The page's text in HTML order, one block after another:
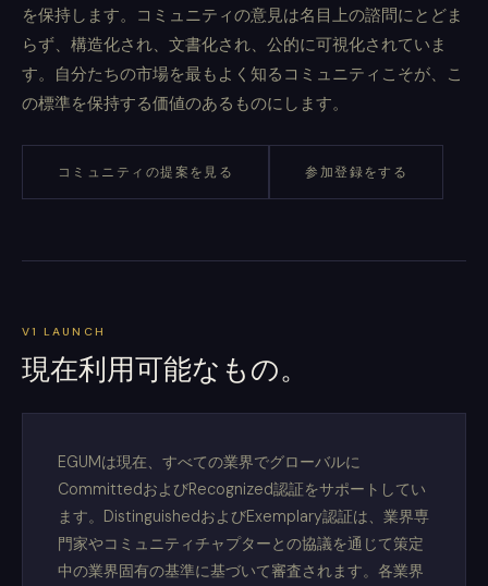
を保持します。コミュニティの意見は名目上の諮問にとどま
らず、構造化され、文書化され、公的に可視化されていま
す。自分たちの市場を最もよく知るコミュニティこそが、こ
の標準を保持する価値のあるものにします。
コミュニティの提案を見る 参加登録をする
V1 LAUNCH
現在利用可能なもの。
EGUMは現在、すべての業界でグローバルに
CommittedおよびRecognized認証をサポートしてい
ます。DistinguishedおよびExemplary認証は、業界専
門家やコミュニティチャプターとの協議を通じて策定
中の業界固有の基準に基づいて審査されます。各業界